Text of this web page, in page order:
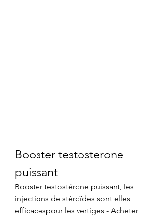
Booster testosterone
puissant
Booster testostérone puissant, les
injections de stéroïdes sont elles
efficacespour les vertiges - Acheter